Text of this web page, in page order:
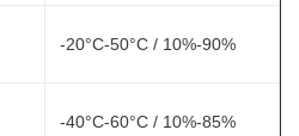
-20°C-50°C / 10%-90%
-40°C-60°C / 10%-85%